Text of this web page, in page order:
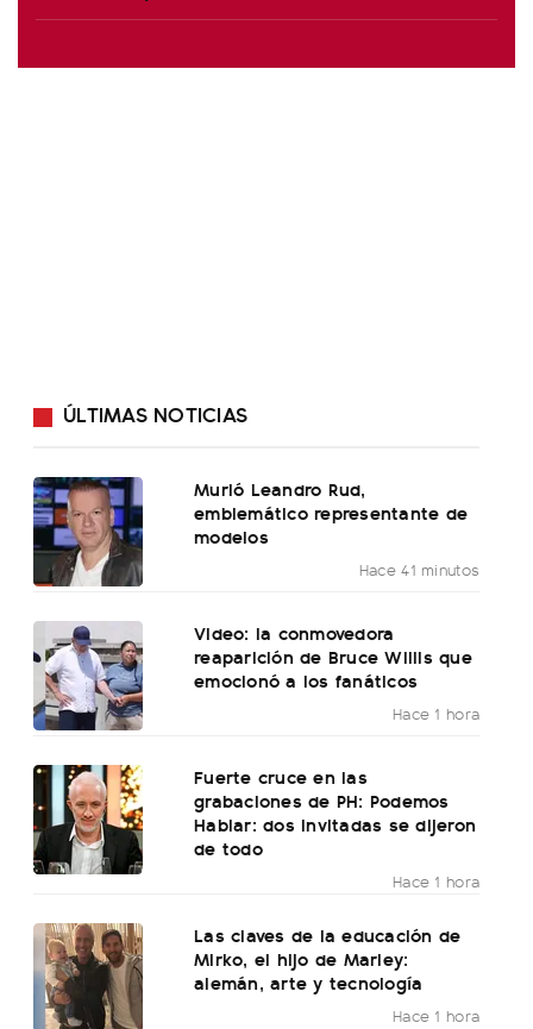
ÚLTIMAS NOTICIAS
Murió Leandro Rud,
emblemático representante de
modelos
Hace 41 minutos
Video: la conmovedora
reaparición de Bruce Willis que
emocionó a los fanáticos
Hace 1 hora
Fuerte cruce en las
grabaciones de PH: Podemos
Hablar: dos invitadas se dijeron
de todo
Hace 1 hora
Las claves de la educación de
Mirko, el hijo de Marley:
alemán, arte y tecnología
Hace 1 hora